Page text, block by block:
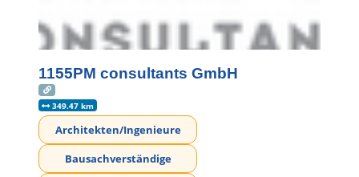
1155PM consultants GmbH
349.47 km
Architekten/Ingenieure
Bausachverständige